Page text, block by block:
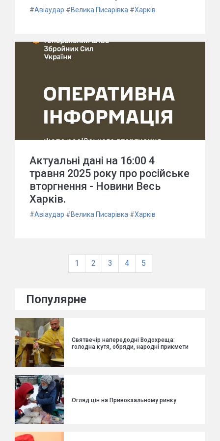
#Авіаудар #Велика Писарівка #Харків
Актуальні дані на 16:00 4
травня 2025 року про російське
вторгнення - Новини Весь
Харків.
#Авіаудар #Велика Писарівка #Харків
1 2 3 4 5
Популярне
Святвечір напередодні Водохреща:
голодна кутя, обряди, народні прикмети
Огляд цін на Привокзальному ринку